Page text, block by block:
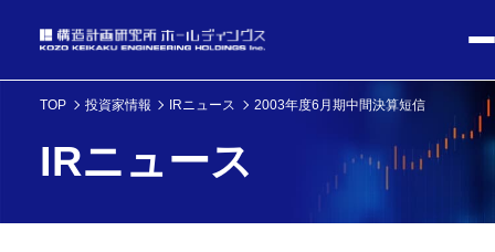
TOP 投資家情報 IRニュース 2003年度6月期中間決算短信
IRニュース